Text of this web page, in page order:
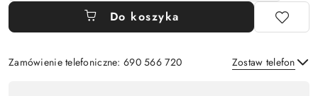
Do koszyka
Zamówienie telefoniczne: 690 566 720 Zostaw telefon